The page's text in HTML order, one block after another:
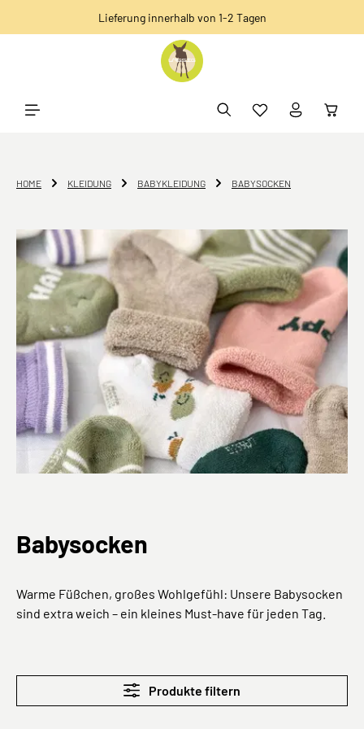
Lieferung innerhalb von 1-2 Tagen
HOME KLEIDUNG BABYKLEIDUNG BABYSOCKEN
Babysocken
Warme Füßchen, großes Wohlgefühl: Unsere Babysocken
sind extra weich – ein kleines Must-have für jeden Tag.
Produkte filtern